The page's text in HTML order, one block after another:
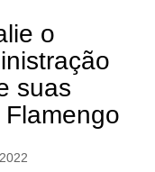
o
suas